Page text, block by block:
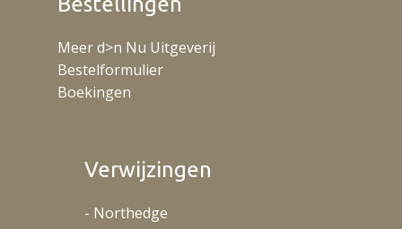
Meer d>n Nu Uitgeverij
Bestelformulier
Boekingen
Verwijzingen
- Northedge